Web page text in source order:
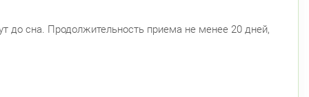
ул., д.143
до сна. Продолжительность приема не менее 20 дней,